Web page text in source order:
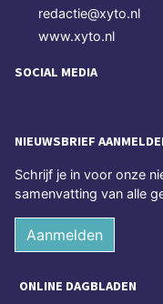
redactie@xyto.nl
www.xyto.nl
SOCIAL MEDIA
NIEUWSBRIEF
Schrijf je in voor onze
samenvatting van alle
Aanmelden
ONLINE DAGBLADEN